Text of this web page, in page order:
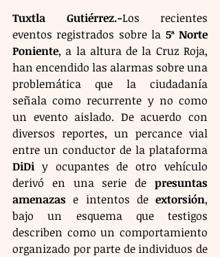
Tuxtla Gutiérrez.-Los recientes
eventos registrados sobre la 5ª Norte
Poniente, a la altura de la Cruz Roja,
han encendido las alarmas sobre una
problemática que la ciudadanía
señala como recurrente y no como
un evento aislado. De acuerdo con
diversos reportes, un percance vial
DiDi y ocupantes de otro vehículo
derivó en una serie de presuntas
amenazas e intentos de extorsión,
bajo un esquema que testigos
describen como un comportamiento
organizado por parte de individuos de